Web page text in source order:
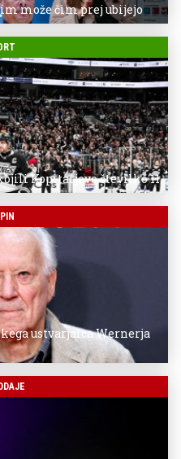
može čim prej ubijejo
Kopitarjevo številko 11
ustvarjalca Wernerja